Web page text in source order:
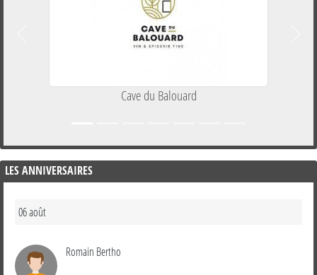
Cave du Balouard
LES ANNIVERSAIRES
06 août
Romain Bertho